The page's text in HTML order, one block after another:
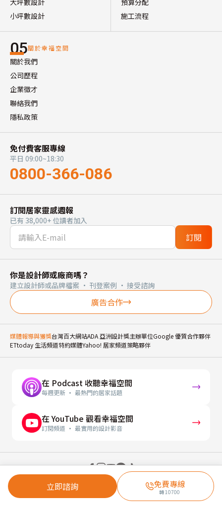
立即諮詢 免費專線
轉10700
小坪數設計
施工流程
05關於幸福空間
關於我們
公司歷程
企業徵才
聯絡我們
隱私政策
免付費客服專線
平日 09:00~18:30
0800-366-086
訂閱居家靈感週報
已有 38,000+ 位讀者加入
訂閱
你是設計師或廠商嗎？
建立設計師或品牌檔案 · 刊登案例 · 接受諮詢
廣告合作
媒體報導與獲獎台灣百大網站ADA 亞洲設計獎主辦單位Google 優質合作夥伴
ETtoday 生活頻道特約媒體Yahoo! 居家頻道策略夥伴
在 Podcast 收聽幸福空間
每週更新 · 最熱門的居家話題
在 YouTube 觀看幸福空間
訂閱頻道 · 最實用的設計影音
© 2026 幸福空間 Gorgeous Space Co., Ltd.